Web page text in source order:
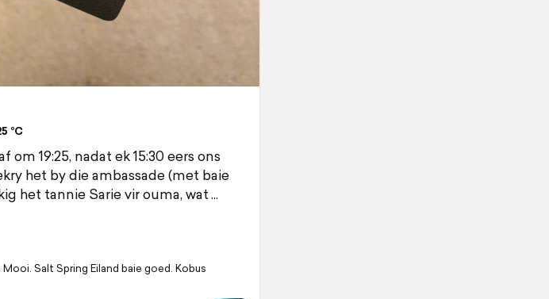
°C
19:25, nadat ek 15:30 eers ons
het by die ambassade (met baie
het tannie Sarie vir ouma, wat
Salt Spring Eiland baie goed. Kobus